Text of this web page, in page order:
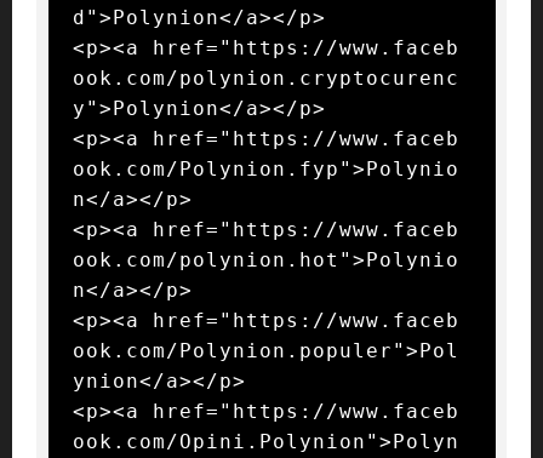
d">Polynion</a></p>
<p><a href="https://www.faceb
ook.com/polynion.cryptocurenc
y">Polynion</a></p>
<p><a href="https://www.faceb
ook.com/Polynion.fyp">Polynio
n</a></p>
<p><a href="https://www.faceb
ook.com/polynion.hot">Polynio
n</a></p>
<p><a href="https://www.faceb
ook.com/Polynion.populer">Pol
ynion</a></p>
<p><a href="https://www.faceb
ook.com/Opini.Polynion">Polyn